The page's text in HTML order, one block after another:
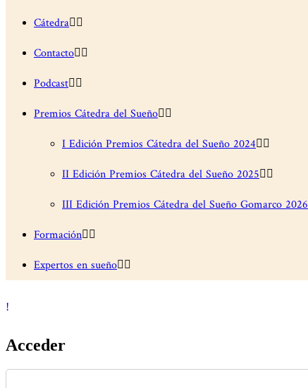
Cátedra
Contacto
Podcast
Premios Cátedra del Sueño
I Edición Premios Cátedra del Sueño 2024
II Edición Premios Cátedra del Sueño 2025
III Edición Premios Cátedra del Sueño Gomarco 2026
Formación
Expertos en sueño
Acceder